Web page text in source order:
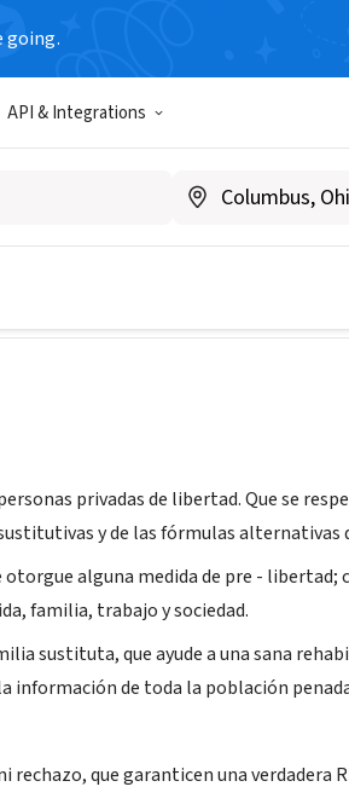
going.
API & Integrations
privadas de libertad. Que se
y de las fórmulas alternativas
otorgue alguna medida de pre -
familia, trabajo y sociedad.
sustituta, que ayude a una sana
información de toda la población
que garanticen una verdadera